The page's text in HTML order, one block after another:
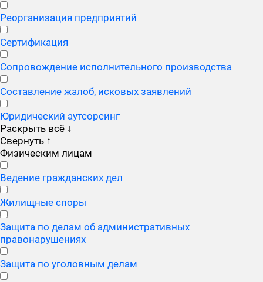
Реорганизация предприятий
Сертификация
Сопровождение исполнительного производства
Составление жалоб, исковых заявлений
Юридический аутсорсинг
Раскрыть всё ↓
Свернуть ↑
Физическим лицам
Ведение гражданских дел
Жилищные споры
Защита по делам об административных
правонарушениях
Защита по уголовным делам